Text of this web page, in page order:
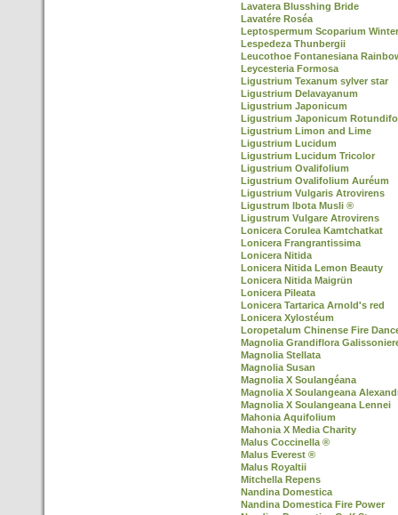
Lavatera Blusshing Bride
Lavatére Roséa
Leptospermum Scoparium
Lespedeza Thunbergii
Leucothoe Fontanesiana
Leycesteria Formosa
Ligustrium Texanum sylver star
Ligustrium Delavayanum
Ligustrium Japonicum
Ligustrium Japonicum
Ligustrium Limon and Lime
Ligustrium Lucidum
Ligustrium Lucidum Tricolor
Ligustrium Ovalifolium
Ligustrium Ovalifolium Auréum
Ligustrium Vulgaris Atrovirens
Ligustrum Ibota Musli ®
Ligustrum Vulgare Atrovirens
Lonicera Corulea Kamtchatkat
Lonicera Frangrantissima
Lonicera Nitida
Lonicera Nitida Lemon Beauty
Lonicera Nitida Maigrün
Lonicera Pileata
Lonicera Tartarica Arnold's red
Lonicera Xylostéum
Loropetalum Chinense Fire
Magnolia Grandiflora
Magnolia Stellata
Magnolia Susan
Magnolia X Soulangéana
Magnolia X Soulangeana
Magnolia X Soulangeana Lennei
Mahonia Aquifolium
Mahonia X Media Charity
Malus Coccinella ®
Malus Everest ®
Malus Royaltii
Mitchella Repens
Nandina Domestica
Nandina Domestica Fire Power